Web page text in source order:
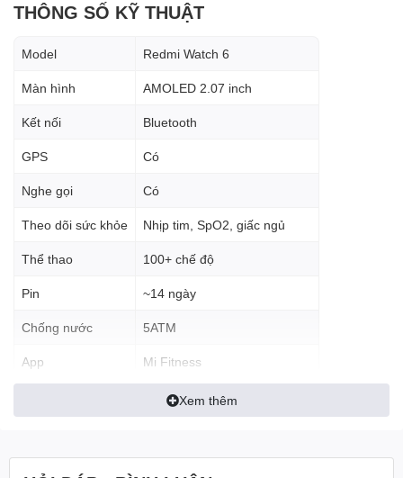
👉 Trải nghiệm xem thông báo, luyện tập cực kỳ thoải mái
THÔNG SỐ KỸ THUẬT
Model Redmi Watch 6
Màn hình AMOLED 2.07 inch
Kết nối Bluetooth
GPS Có
Nghe gọi Có
Theo dõi sức khỏe Nhịp tim, SpO2, giấc ngủ
Thể thao 100+ chế độ
Pin ~14 ngày
Chống nước 5ATM
App Mi Fitness
Android & iOS
Xem thêm